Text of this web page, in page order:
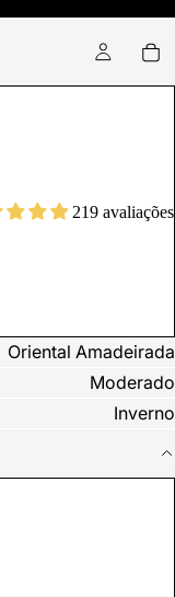
219 avaliações
Oriental Amadeirada
Moderado
Inverno